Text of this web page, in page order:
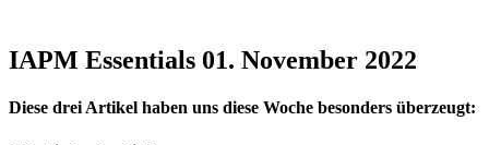
IAPM Essentials 01. November 2022
Diese drei Artikel haben uns diese Woche besonders überzeugt: